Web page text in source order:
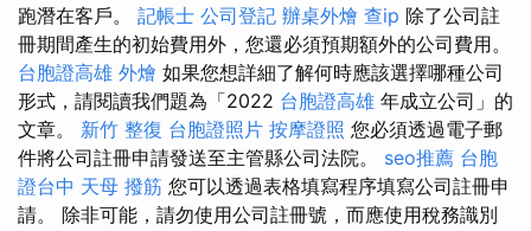
跑潛在客戶。 記帳士 公司登記 辦桌外燴 查ip 除了公司註
冊期間產生的初始費用外，您還必須預期額外的公司費用。
台胞證高雄 外燴 如果您想詳細了解何時應該選擇哪種公司
形式，請閱讀我們題為「2022 台胞證高雄 年成立公司」的
文章。 新竹 整復 台胞證照片 按摩證照 您必須透過電子郵
件將公司註冊申請發送至主管縣公司法院。 seo推薦 台胞
證台中 天母 撥筋 您可以透過表格填寫程序填寫公司註冊申
請。 除非可能，請勿使用公司註冊號，而應使用稅務識別